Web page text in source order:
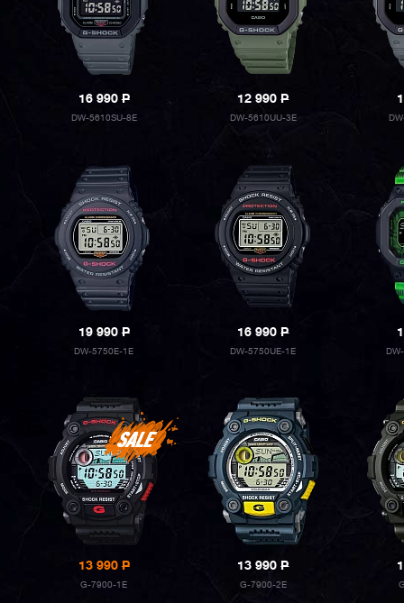
16 990P
DW-5610SU-8E
12 990P
DW-5610UU-3E
19 990P
DW-5750E-1E
16 990P
DW-5750UE-1E
13 990P
G-7900-1E
13 990P
G-7900-2E